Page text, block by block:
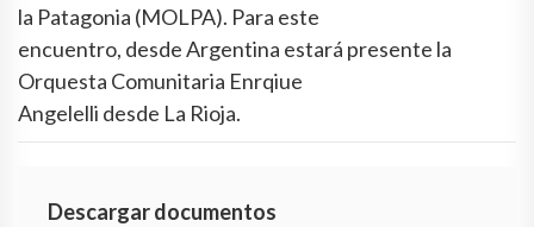
la Patagonia (MOLPA). Para este
encuentro, desde Argentina estará presente la
Orquesta Comunitaria Enrqiue
Angelelli desde La Rioja.
Descargar documentos